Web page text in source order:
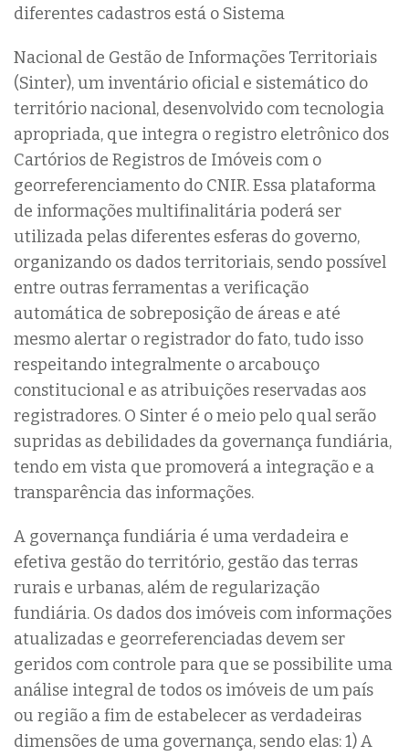
diferentes cadastros está o Sistema
Nacional de Gestão de Informações Territoriais
(Sinter), um inventário oficial e sistemático do
território nacional, desenvolvido com tecnologia
apropriada, que integra o registro eletrônico dos
Cartórios de Registros de Imóveis com o
georreferenciamento do CNIR. Essa plataforma
de informações multifinalitária poderá ser
utilizada pelas diferentes esferas do governo,
organizando os dados territoriais, sendo possível
entre outras ferramentas a verificação
automática de sobreposição de áreas e até
mesmo alertar o registrador do fato, tudo isso
respeitando integralmente o arcabouço
constitucional e as atribuições reservadas aos
registradores. O Sinter é o meio pelo qual serão
supridas as debilidades da governança fundiária,
tendo em vista que promoverá a integração e a
transparência das informações.
A governança fundiária é uma verdadeira e
efetiva gestão do território, gestão das terras
rurais e urbanas, além de regularização
fundiária. Os dados dos imóveis com informações
atualizadas e georreferenciadas devem ser
geridos com controle para que se possibilite uma
análise integral de todos os imóveis de um país
ou região a fim de estabelecer as verdadeiras
dimensões de uma governança, sendo elas: 1) A